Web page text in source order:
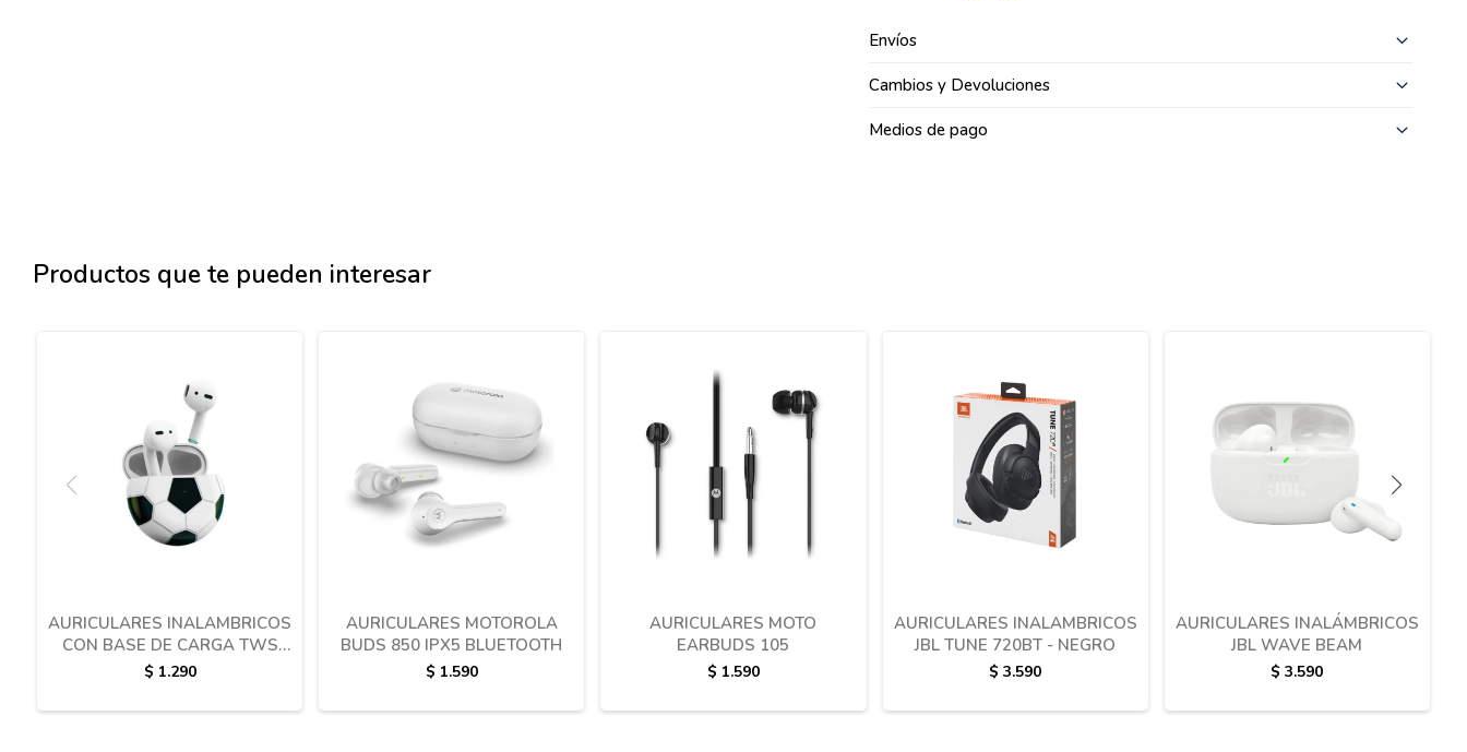
Envíos
Cambios y Devoluciones
Medios de pago
Productos que te pueden interesar
AURICULARES INALAMBRICOS
CON BASE DE CARGA TWS
BL110 FONENG
$ 1.290
AURICULARES MOTOROLA
BUDS 850 IPX5 BLUETOOTH
$ 1.590
AURICULARES MOTO
EARBUDS 105
$ 1.590
AURICULARES INALAMBRICOS
JBL TUNE 720BT - NEGRO
$ 3.590
AURICULARES INALÁMBRICOS
JBL WAVE BEAM
$ 3.590